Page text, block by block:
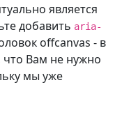
является
добавить aria-
offcanvas - в
Вам не нужно
мы уже